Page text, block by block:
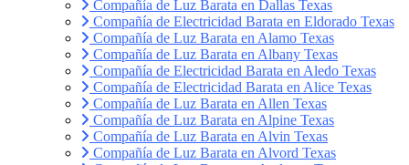
Compañía de Luz Barata en Dallas Texas
Compañía de Electricidad Barata en Eldorado Texas
Compañía de Luz Barata en Alamo Texas
Compañía de Luz Barata en Albany Texas
Compañía de Electricidad Barata en Aledo Texas
Compañía de Electricidad Barata en Alice Texas
Compañía de Luz Barata en Allen Texas
Compañía de Luz Barata en Alpine Texas
Compañía de Luz Barata en Alvin Texas
Compañía de Luz Barata en Alvord Texas